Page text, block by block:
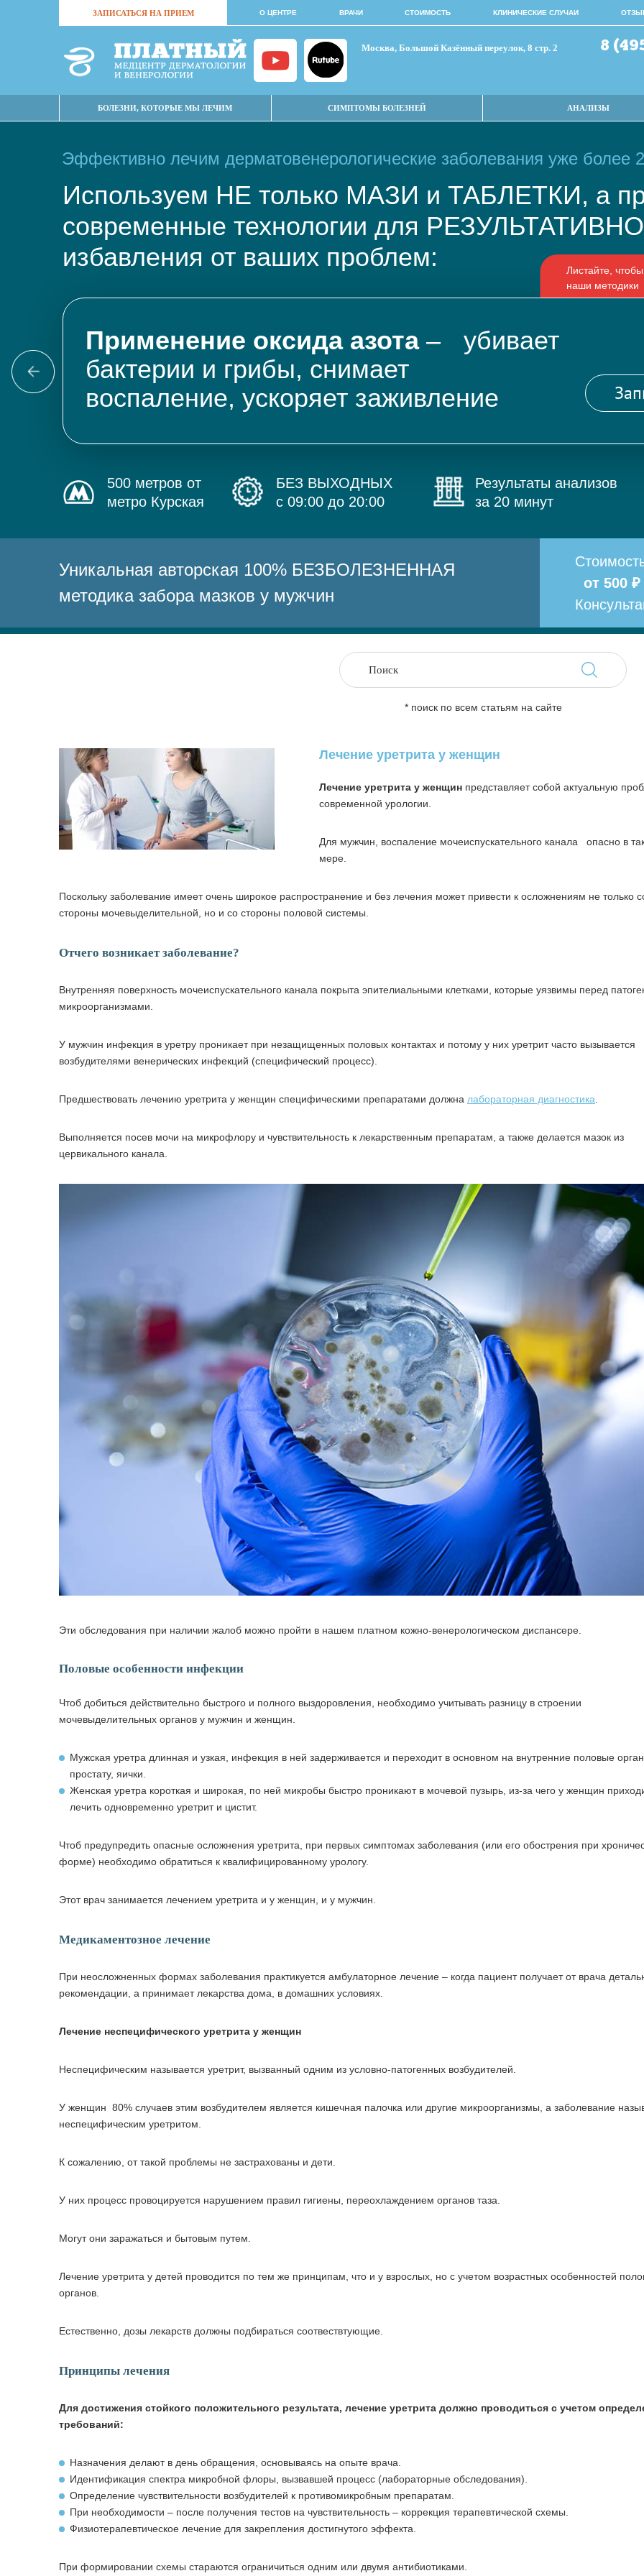
ЗАПИСАТЬСЯ НА ПРИЕМ О ЦЕНТРЕ ВРАЧИ СТОИМОСТЬ КЛИНИЧЕСКИЕ СЛУЧАИ
Москва, Большой Казённый переулок, 8 стр. 2 8
БОЛЕЗНИ, КОТОРЫЕ МЫ ЛЕЧИМ СИМПТОМЫ БОЛЕЗНЕЙ АНАЛИЗЫ
Эффективно лечим дерматовенерологические заболевания уже более
Используем НЕ только МАЗИ и ТАБЛЕТКИ, а
современные технологии для
избавления от ваших проблем:
Применение оксида азота– убивает
бактерии и грибы, снимает
воспаление, ускоряет заживление
500 метров от
метро Курская
БЕЗ ВЫХОДНЫХ
с 09:00 до 20:00
Результаты анализов
за 20 минут
Уникальная авторская 100% БЕЗБОЛЕЗНЕННАЯ
методика забора мазков у мужчин
от 500
* поиск по всем статьям на сайте
Лечение уретрита у женщин
Лечение уретрита у женщин представляет собой актуальную
современной урологии.
Для мужчин, воспаление мочеиспускательного канала опасно в
мере.
Поскольку заболевание имеет очень широкое распространение и без лечения может привести к осложнениям не только
стороны мочевыделительной, но и со стороны половой системы.
Отчего возникает заболевание?
Внутренняя поверхность мочеиспускательного канала покрыта эпителиальными клетками, которые уязвимы перед
микроорганизмами.
У мужчин инфекция в уретру проникает при незащищенных половых контактах и потому у них уретрит часто вызывается
возбудителями венерических инфекций (специфический процесс).
Предшествовать лечению уретрита у женщин специфическими препаратами должна лабораторная диагностика
Выполняется посев мочи на микрофлору и чувствительность к лекарственным препаратам, а также делается мазок из
цервикального канала.
Эти обследования при наличии жалоб можно пройти в нашем платном кожно-венерологическом диспансере.
Половые особенности инфекции
Чтоб добиться действительно быстрого и полного выздоровления, необходимо учитывать разницу в строении
мочевыделительных органов у мужчин и женщин.
Мужская уретра длинная и узкая, инфекция в ней задерживается и переходит в основном на внутренние половые
простату, яички.
Женская уретра короткая и широкая, по ней микробы быстро проникают в мочевой пузырь, из-за чего у женщин
лечить одновременно уретрит и цистит.
Чтоб предупредить опасные осложнения уретрита, при первых симптомах заболевания (или его обострения при
форме) необходимо обратиться к квалифицированному урологу.
Этот врач занимается лечением уретрита и у женщин, и у мужчин.
Медикаментозное лечение
При неосложненных формах заболевания практикуется амбулаторное лечение – когда пациент получает от врача
рекомендации, а принимает лекарства дома, в домашних условиях.
Лечение неспецифического уретрита у женщин
Неспецифическим называется уретрит, вызванный одним из условно-патогенных возбудителей.
У женщин 80% случаев этим возбудителем является кишечная палочка или другие микроорганизмы, а заболевание
неспецифическим уретритом.
К сожалению, от такой проблемы не застрахованы и дети.
У них процесс провоцируется нарушением правил гигиены, переохлаждением органов таза.
Могут они заражаться и бытовым путем.
Лечение уретрита у детей проводится по тем же принципам, что и у взрослых, но с учетом возрастных особенностей
органов.
Естественно, дозы лекарств должны подбираться соотвествтующие.
Принципы лечения
Для достижения стойкого положительного результата, лечение уретрита должно проводиться с учетом
требований:
Назначения делают в день обращения, основываясь на опыте врача.
Идентификация спектра микробной флоры, вызвавшей процесс (лабораторные обследования).
Определение чувствительности возбудителей к противомикробным препаратам.
При необходимости – после получения тестов на чувствительность – коррекция терапевтической схемы.
Физиотерапевтическое лечение для закрепления достигнутого эффекта.
При формировании схемы стараются ограничиться одним или двумя антибиотиками.